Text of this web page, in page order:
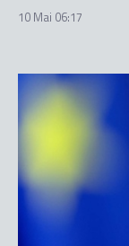
10 Mai 06:17